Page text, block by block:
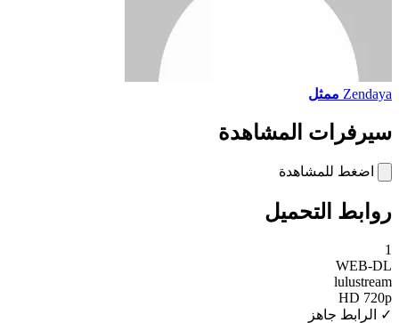
Zendaya ممثل
سيرفرات المشاهدة
اضغط للمشاهدة
روابط التحميل
1
WEB-DL
lulustream
HD 720p
✓ الرابط جاهز